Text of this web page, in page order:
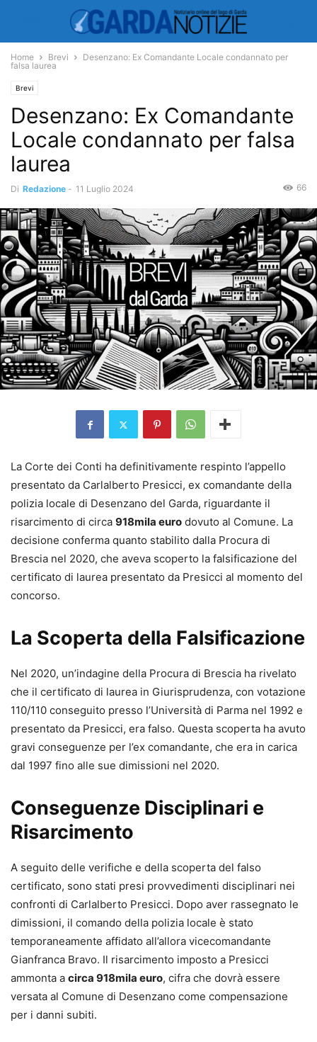
Home Brevi
Desenzano: Ex Comandante Locale condannato per
falsa laurea
Brevi
Desenzano: Ex Comandante
Locale condannato per falsa
laurea
Di Redazione - 11 Luglio 2024 66
La Corte dei Conti ha definitivamente respinto l’appello
presentato da Carlalberto Presicci, ex comandante della
polizia locale di Desenzano del Garda, riguardante il
risarcimento di circa 918mila euro dovuto al Comune. La
decisione conferma quanto stabilito dalla Procura di
Brescia nel 2020, che aveva scoperto la falsificazione del
certificato di laurea presentato da Presicci al momento del
concorso.
La Scoperta della Falsificazione
Nel 2020, un’indagine della Procura di Brescia ha rivelato
che il certificato di laurea in Giurisprudenza, con votazione
110/110 conseguito presso l’Università di Parma nel 1992 e
presentato da Presicci, era falso. Questa scoperta ha avuto
gravi conseguenze per l’ex comandante, che era in carica
dal 1997 fino alle sue dimissioni nel 2020.
Conseguenze Disciplinari e
Risarcimento
A seguito delle verifiche e della scoperta del falso
certificato, sono stati presi provvedimenti disciplinari nei
confronti di Carlalberto Presicci. Dopo aver rassegnato le
dimissioni, il comando della polizia locale è stato
temporaneamente affidato all’allora vicecomandante
Gianfranca Bravo. Il risarcimento imposto a Presicci
ammonta a circa 918mila euro, cifra che dovrà essere
versata al Comune di Desenzano come compensazione
per i danni subiti.